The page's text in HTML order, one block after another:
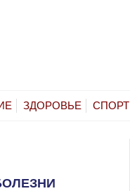
ЗДОРОВЬЕ СПОРТ